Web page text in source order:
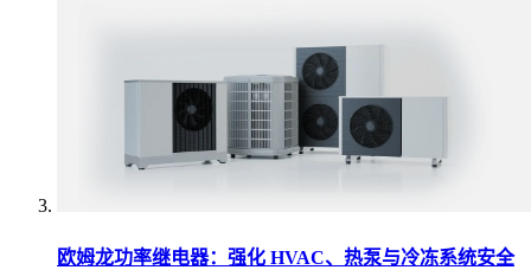
欧姆龙功率继电器：强化 HVAC、热泵与冷冻系统安全